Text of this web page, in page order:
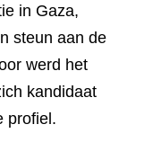
in Gaza,
steun aan de
werd het
kandidaat
profiel.